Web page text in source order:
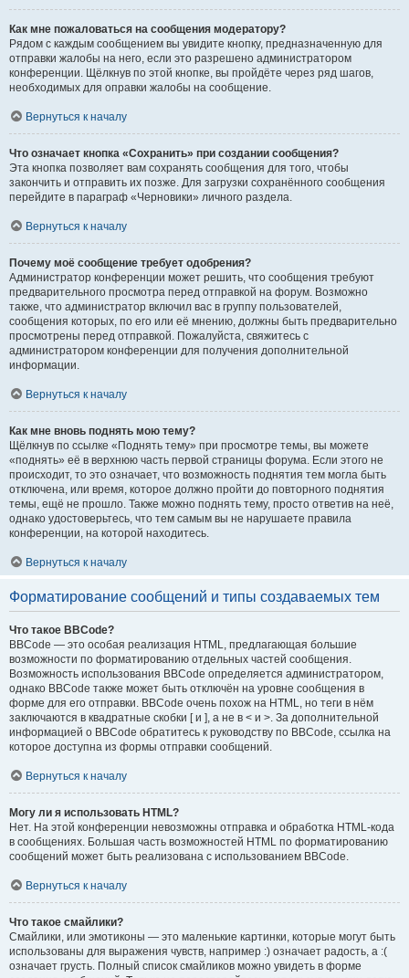
Как мне пожаловаться на сообщения модератору?
Рядом с каждым сообщением вы увидите кнопку, предназначенную для
отправки жалобы на него, если это разрешено администратором
конференции. Щёлкнув по этой кнопке, вы пройдёте через ряд шагов,
необходимых для оправки жалобы на сообщение.
Вернуться к началу
Что означает кнопка «Сохранить» при создании сообщения?
Эта кнопка позволяет вам сохранять сообщения для того, чтобы
закончить и отправить их позже. Для загрузки сохранённого сообщения
перейдите в параграф «Черновики» личного раздела.
Вернуться к началу
Почему моё сообщение требует одобрения?
Администратор конференции может решить, что сообщения требуют
предварительного просмотра перед отправкой на форум. Возможно
также, что администратор включил вас в группу пользователей,
сообщения которых, по его или её мнению, должны быть предварительно
просмотрены перед отправкой. Пожалуйста, свяжитесь с
администратором конференции для получения дополнительной
информации.
Вернуться к началу
Как мне вновь поднять мою тему?
Щёлкнув по ссылке «Поднять тему» при просмотре темы, вы можете
«поднять» её в верхнюю часть первой страницы форума. Если этого не
происходит, то это означает, что возможность поднятия тем могла быть
отключена, или время, которое должно пройти до повторного поднятия
темы, ещё не прошло. Также можно поднять тему, просто ответив на неё,
однако удостоверьтесь, что тем самым вы не нарушаете правила
конференции, на которой находитесь.
Вернуться к началу
Форматирование сообщений и типы создаваемых тем
Что такое BBCode?
BBCode — это особая реализация HTML, предлагающая большие
возможности по форматированию отдельных частей сообщения.
Возможность использования BBCode определяется администратором,
однако BBCode также может быть отключён на уровне сообщения в
форме для его отправки. BBCode очень похож на HTML, но теги в нём
заключаются в квадратные скобки [ и ], а не в < и >. За дополнительной
информацией о BBCode обратитесь к руководству по BBCode, ссылка на
которое доступна из формы отправки сообщений.
Вернуться к началу
Могу ли я использовать HTML?
Нет. На этой конференции невозможны отправка и обработка HTML-кода
в сообщениях. Большая часть возможностей HTML по форматированию
сообщений может быть реализована с использованием BBCode.
Вернуться к началу
Что такое смайлики?
Смайлики, или эмотиконы — это маленькие картинки, которые могут быть
использованы для выражения чувств, например :) означает радость, а :(
означает грусть. Полный список смайликов можно увидеть в форме